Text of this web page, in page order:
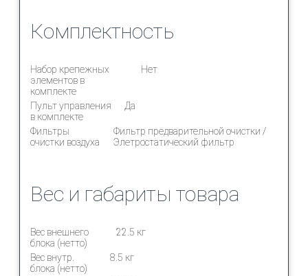
Комплектность
Набор крепежных
элементов в
комплекте
Нет
Пульт управления
в комплекте
Да
Фильтры
очистки воздуха
Фильтр предварительной очистки /
Элетростатический фильтр
Вес и габариты товара
Вес внешнего
блока (нетто)
22.5 кг
Вес внутр.
блока (нетто)
8.5 кг